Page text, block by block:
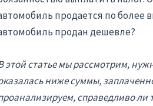
продается по более
продан дешевле?
этой статье мы рассмотрим,
ниже суммы,
справедливо ли